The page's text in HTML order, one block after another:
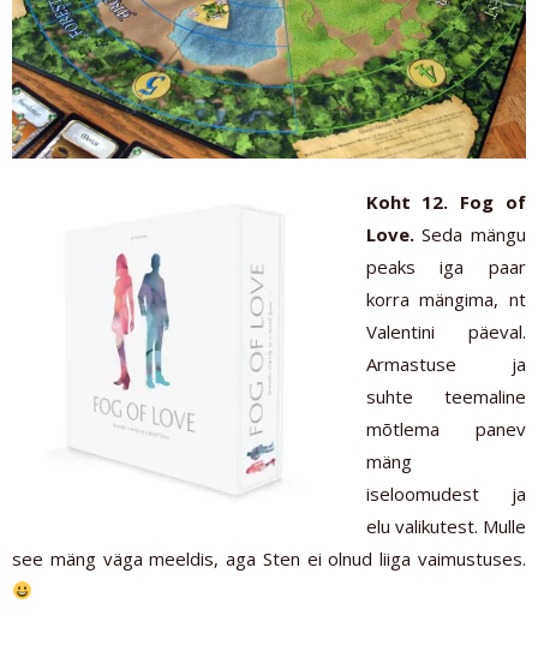
Koht 12. Fog of
Love.Seda mängu
peaks iga paar
korra mängima, nt
Valentini päeval.
Armastuse ja
suhte teemaline
mõtlema panev
mäng
iseloomudest ja
elu valikutest. Mulle
see mäng väga meeldis, aga Sten ei olnud liiga vaimustuses.